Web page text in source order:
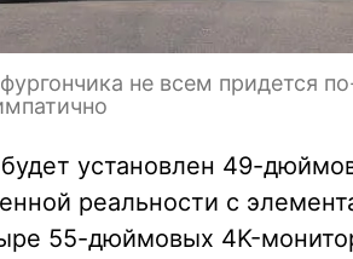
не всем придется
установлен 49-
реальности с
55-дюймовых 4K-